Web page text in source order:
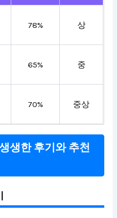
78% 상
65% 중
70% 중상
생한 후기와 추천